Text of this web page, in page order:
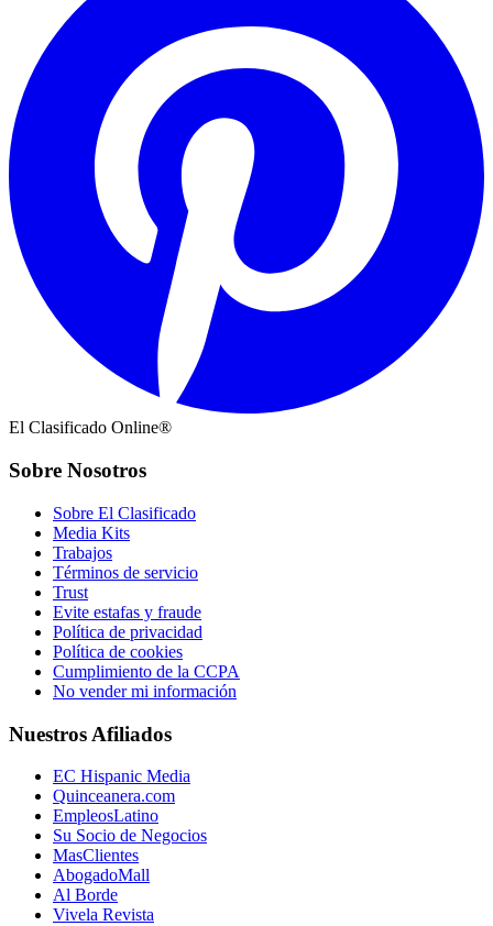
El Clasificado Online®
Sobre Nosotros
Sobre El Clasificado
Media Kits
Trabajos
Términos de servicio
Trust
Evite estafas y fraude
Política de privacidad
Política de cookies
Cumplimiento de la CCPA
No vender mi información
Nuestros Afiliados
EC Hispanic Media
Quinceanera.com
EmpleosLatino
Su Socio de Negocios
MasClientes
AbogadoMall
Al Borde
Vivela Revista